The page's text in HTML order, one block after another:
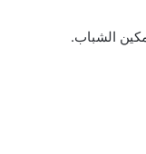
الشباب.